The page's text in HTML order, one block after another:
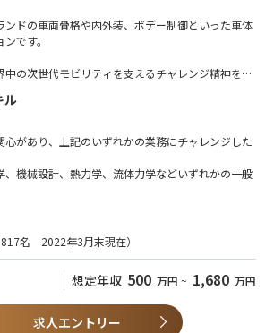
ンドの車両骨格や内外装、ボデー制御といった車体
です。
中の次世代モビリティを支えるチャレンジ精神を持
方を歓迎します。
小・中型車からランドクルーザーやレクサスLSと
などトヨタ・レクサスブランドで販売する車両のボ
を実際のモノの形にするために、実験部門や製造部
力しながら高い品質と量産を可能にするボデーの
していただきます。
ル
があり、上記のいずれかの業務にチャレンジした
機械設計、熱力学、流体力学などいずれかの一般
たコミュニケーション能力
は問わない）
般的な知識
を使った実務経験
名 2022年3月末現在）
想定年収 500 万円 ~ 1,680 万円
求人エントリー